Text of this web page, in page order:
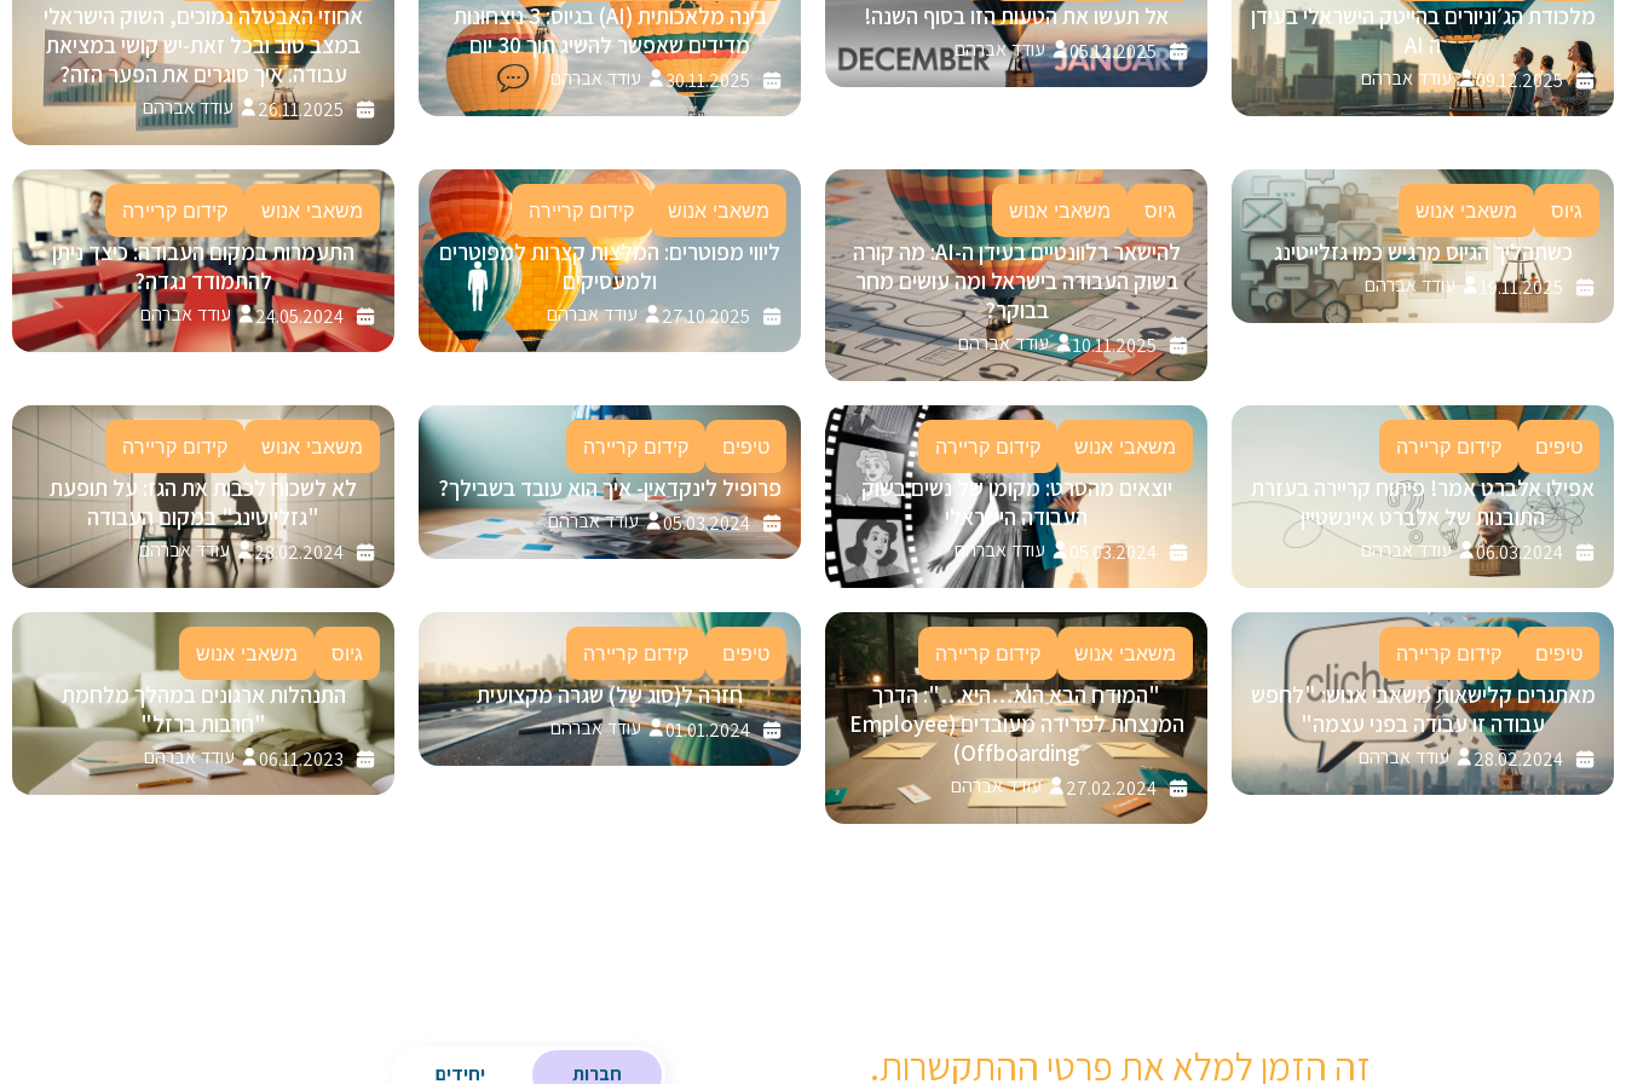
מלכודת הג׳וניורים בהייטק הישראלי בעידן
ה AI
09.12.2025 עודד אברהם
אל תעשו את הטעות הזו בסוף השנה!
05.12.2025 עודד אברהם
בינה מלאכותית (AI) בגיוס: 3 ניצחונות
מדידים שאפשר להשיג תוך 30 יום
30.11.2025 עודד אברהם
אחוזי האבטלה נמוכים, השוק הישראלי
במצב טוב ובכל זאת-יש קושי במציאת
עבודה. איך סוגרים את הפער הזה?
26.11.2025 עודד אברהם
גיוס משאבי אנוש
כשתהליך הגיוס מרגיש כמו גזלייטינג
19.11.2025 עודד אברהם
גיוס משאבי אנוש
להישאר רלוונטיים בעידן ה-AI: מה קורה
בשוק העבודה בישראל ומה עושים מחר
בבוקר?
10.11.2025 עודד אברהם
משאבי אנוש קידום קריירה
ליווי מפוטרים: המלצות קצרות למפוטרים
ולמעסיקים
27.10.2025 עודד אברהם
משאבי אנוש קידום קריירה
התעמרות במקום העבודה: כיצד ניתן
להתמודד נגדה?
24.05.2024 עודד אברהם
טיפים קידום קריירה
אפילו אלברט אמר! פיתוח קריירה בעזרת
התובנות של אלברט איינשטיין
06.03.2024 עודד אברהם
משאבי אנוש קידום קריירה
יוצאים מהסרט: מקומן של נשים בשוק
העבודה הישראלי
05.03.2024 עודד אברהם
טיפים קידום קריירה
פרופיל לינקדאין- איך הוא עובד בשבילך?
05.03.2024 עודד אברהם
משאבי אנוש קידום קריירה
לא לשכוח לכבות את הגז: על תופעת
"גזלייטינג" במקום העבודה
28.02.2024 עודד אברהם
טיפים קידום קריירה
מאתגרים קלישאות משאבי אנוש: "לחפש
עבודה זו עבודה בפני עצמה"
28.02.2024 עודד אברהם
משאבי אנוש קידום קריירה
"המודח הבא הוא…היא…": הדרך
המנצחת לפרידה מעובדים (Employee
Offboarding)
27.02.2024 עודד אברהם
טיפים קידום קריירה
חזרה ל(סוג של) שגרה מקצועית
01.01.2024 עודד אברהם
גיוס משאבי אנוש
התנהלות ארגונים במהלך מלחמת
"חרבות ברזל"
06.11.2023 עודד אברהם
זה הזמן למלא את פרטי ההתקשרות. חברות יחידים